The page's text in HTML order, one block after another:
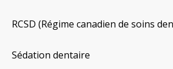
RCSD (Régime canadien de soins
Sédation dentaire